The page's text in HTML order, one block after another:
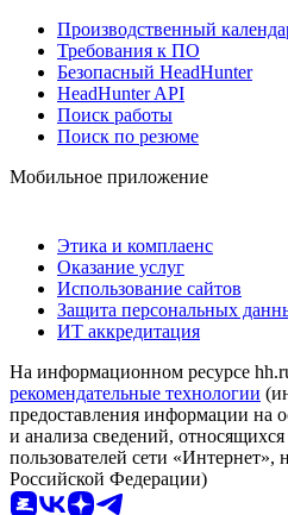
Производственный
Требования к ПО
Безопасный HeadHunter
HeadHunter API
Поиск работы
Поиск по резюме
Мобильное приложение
Этика и комплаенс
Оказание услуг
Использование сайтов
Защита персональных
ИТ аккредитация
На информационном ресурсе
рекомендательные технологии
предоставления информации на
и анализа сведений,
пользователей сети «Интернет»,
Российской Федерации)